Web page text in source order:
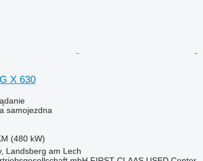
X 630
samojezdna
(480 kW)
Landsberg am Lech